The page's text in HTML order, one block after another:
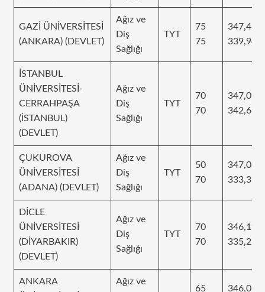
GAZİ ÜNİVERSİTESİ
(ANKARA) (DEVLET)
Ağız ve
Diş
Sağlığı
TYT
75
75
347,455
339,946
İSTANBUL
ÜNİVERSİTESİ-
CERRAHPAŞA
(İSTANBUL)
(DEVLET)
Ağız ve
Diş
Sağlığı
TYT
70
70
347,091
342,665
ÇUKUROVA
ÜNİVERSİTESİ
(ADANA) (DEVLET)
Ağız ve
Diş
Sağlığı
TYT
50
70
347,08
333,398
DİCLE
ÜNİVERSİTESİ
(DİYARBAKIR)
(DEVLET)
Ağız ve
Diş
Sağlığı
TYT
70
70
346,192
335,224
ANKARA
Ağız ve
65 346,067